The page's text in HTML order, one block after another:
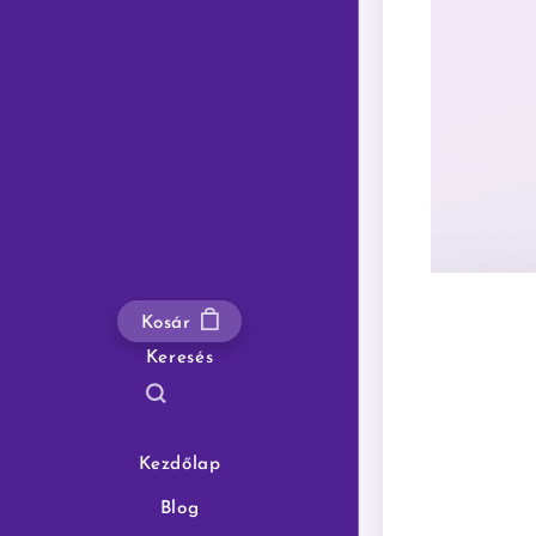
Kosár
Keresés
Kezdőlap
Blog